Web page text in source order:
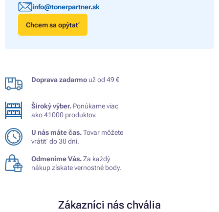
info@tonerpartner.sk
Chcem sa opýtať
Doprava zadarmo už od 49 €
Široký výber. Ponúkame viac
ako 41000 produktov.
U nás máte čas.Tovar môžete
vrátiť do 30 dní.
Odmeníme Vás.Za každý
nákup získate vernostné body.
Zákazníci nás chvália